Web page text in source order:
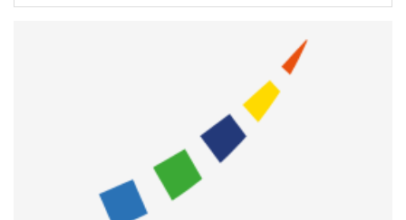
soutien de Jean-Pierre Baillé, Conseiller Général de Grignols.